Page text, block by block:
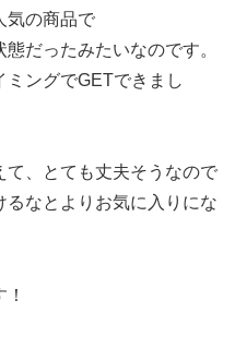
気の商品で
だったみたいなのです。
ングでGETできまし
て、とても丈夫そうなので
なとよりお気に入りにな